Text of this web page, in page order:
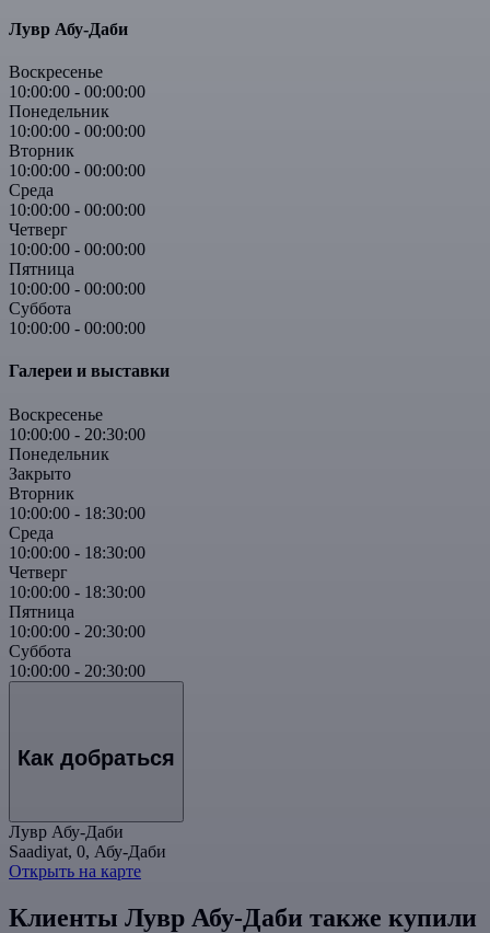
Лувр Абу-Даби
Воскресенье
10:00:00 - 00:00:00
Понедельник
10:00:00 - 00:00:00
Вторник
10:00:00 - 00:00:00
Среда
10:00:00 - 00:00:00
Четверг
10:00:00 - 00:00:00
Пятница
10:00:00 - 00:00:00
Суббота
10:00:00 - 00:00:00
Галереи и выставки
Воскресенье
10:00:00 - 20:30:00
Понедельник
Закрыто
Вторник
10:00:00 - 18:30:00
Среда
10:00:00 - 18:30:00
Четверг
10:00:00 - 18:30:00
Пятница
10:00:00 - 20:30:00
Суббота
10:00:00 - 20:30:00
Как добраться
Лувр Абу-Даби
Saadiyat, 0, Абу-Даби
Открыть на карте
Клиенты Лувр Абу-Даби также купили